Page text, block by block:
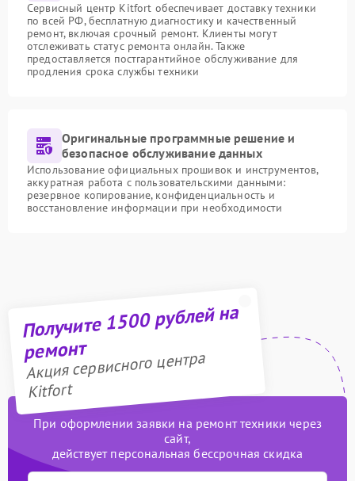
Сервисный центр Kitfort обеспечивает доставку техники
по всей РФ, бесплатную диагностику и качественный
ремонт, включая срочный ремонт. Клиенты могут
отслеживать статус ремонта онлайн. Также
предоставляется постгарантийное обслуживание для
продления срока службы техники
Оригинальные программные решение и
безопасное обслуживание данных
Использование официальных прошивок и инструментов,
аккуратная работа с пользовательскими данными:
резервное копирование, конфиденциальность и
восстановление информации при необходимости
Получите 1500 рублей на
ремонт
Акция сервисного центра
Kitfort
При оформлении заявки на ремонт техники через
сайт,
действует персональная бессрочная скидка